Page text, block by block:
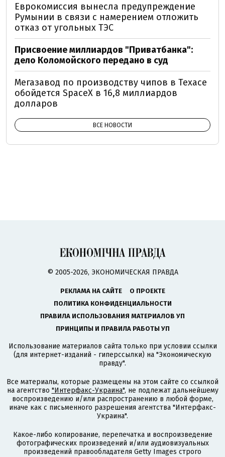
Еврокомиссия вынесла предупреждение
Румынии в связи с намерением отложить
отказ от угольных ТЭС
Присвоение миллиардов "Приватбанка":
дело Коломойского передано в суд
Мегазавод по производству чипов в Техасе
обойдется SpaceX в 16,8 миллиардов
долларов
ВСЕ НОВОСТИ
© 2005-2026, ЭКОНОМИЧЕСКАЯ ПРАВДА
РЕКЛАМА НА САЙТЕ
О ПРОЕКТЕ
ПОЛИТИКА КОНФИДЕНЦИАЛЬНОСТИ
ПРАВИЛА ИСПОЛЬЗОВАНИЯ МАТЕРИАЛОВ УП
ПРИНЦИПЫ И ПРАВИЛА РАБОТЫ УП
Использование материалов сайта только при условии ссылки
(для интернет-изданий - гиперссылки) на "Экономическую
правду".
Все материалы, которые размещены на этом сайте со ссылкой
на агентство "Интерфакс-Украина", не подлежат дальнейшему
воспроизведению и/или распространению в любой форме,
иначе как с письменного разрешения агентства "Интерфакс-
Украина".
Какое-либо копирование, перепечатка и воспроизведение
фотографических произведений и/или аудиовизуальных
произведений правообладателя Getty Images строго